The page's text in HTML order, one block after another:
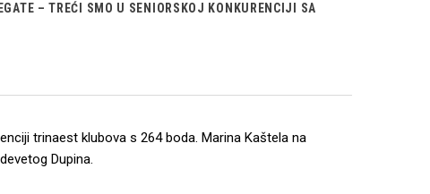
– TREĆI SMO U SENIORSKOJ KONKURENCIJI SA
trinaest klubova s 264 boda. Marina Kaštela na
Dupina.